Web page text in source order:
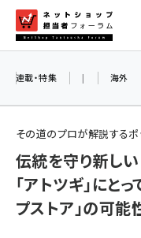
ン
ネ
amazon
yahoo (1910)
連載・特集 | 海外
その道のプロが解説するポ
伝統を守り新しい
「アトツギ」にと
プストア」の可能